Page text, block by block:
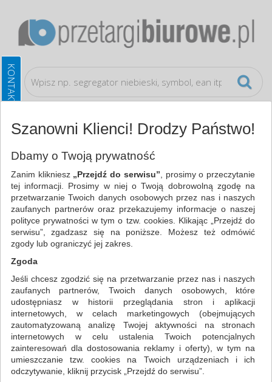
Papier i etykiety Etykiety samoprzylepne
WSZYSTKIE KATEGORIE
NAJCHĘTNIEJ WYBIERANE
PAPIER I ETYKIETY
ETYKIETY SAMOPRZYLEPNE (151)
FILTRY WIĘCEJ
KLASA
EKONOMICZNE
PREMIUM
STANDARD
Szanowni Klienci! Drodzy Państwo!
Dbamy o Twoją prywatność
Zanim klikniesz „Przejdź do serwisu” , prosimy o przeczytanie
tej informacji. Prosimy w niej o Twoją dobrowolną zgodę na
przetwarzanie Twoich danych osobowych przez nas i naszych
zaufanych partnerów oraz przekazujemy informacje o naszej
polityce prywatności w tym o tzw. cookies. Klikając „Przejdź do
serwisu”, zgadzasz się na poniższe. Możesz też odmówić
zgody lub ograniczyć jej zakres.
Zgoda
Jeśli chcesz zgodzić się na przetwarzanie przez nas i naszych
zaufanych partnerów, Twoich danych osobowych, które
udostępniasz w historii przeglądania stron i aplikacji
internetowych, w celach marketingowych (obejmujących
zautomatyzowaną analizę Twojej aktywności na stronach
internetowych w celu ustalenia Twoich potencjalnych
zainteresowań dla dostosowania reklamy i oferty), w tym na
umieszczanie tzw. cookies na Twoich urządzeniach i ich
odczytywanie, kliknij przycisk „Przejdź do serwisu”.